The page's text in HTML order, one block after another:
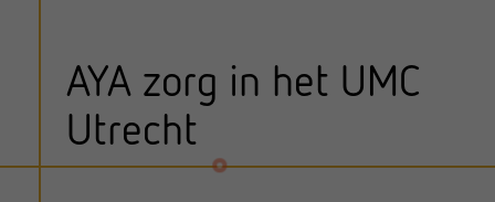
AYA zorg in het UMC
Utrecht